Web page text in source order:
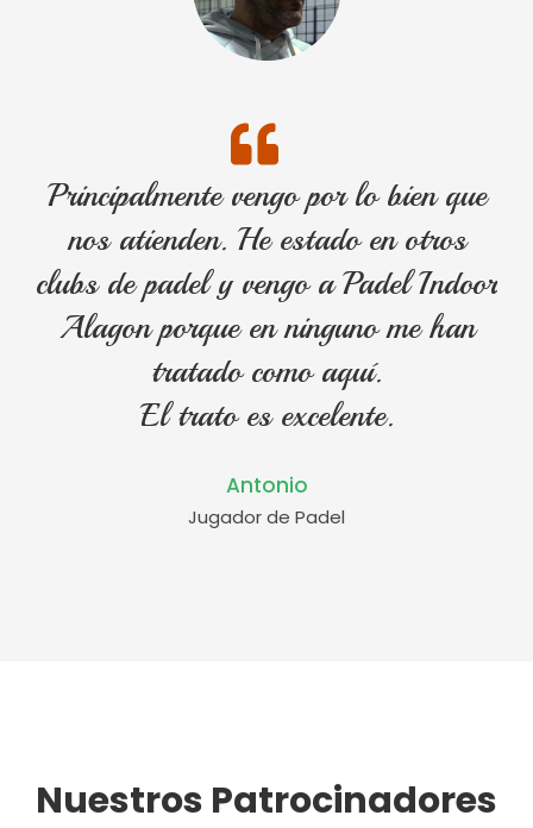
Principalmente vengo por lo bien que
nos atienden. He estado en otros
clubs de padel y vengo a Padel Indoor
Alagon porque en ninguno me han
tratado como aquí.
El trato es excelente.
Antonio
Jugador de Padel
Nuestros Patrocinadores